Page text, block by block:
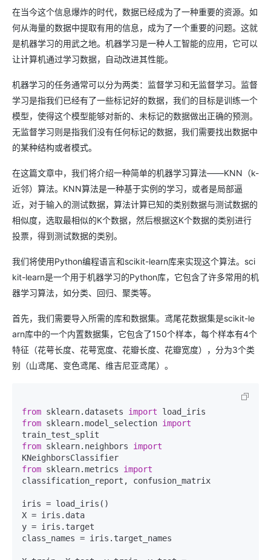
在当今这个信息爆炸的时代，数据已经成为了一种重要的资源。如
何从海量的数据中提取有用的信息，成为了一个重要的问题。这就
是机器学习的用武之地。机器学习是一种人工智能的应用，它可以
让计算机通过学习数据，自动改进其性能。
机器学习的任务通常可以分为两类：监督学习和无监督学习。监督
学习是指我们已经有了一些标记好的数据，我们的目标是训练一个
模型，使得这个模型能够对新的、未标记的数据做出正确的预测。
无监督学习则是指我们没有任何标记的数据，我们需要找出数据中
的某种结构或者模式。
在这篇文章中，我们将介绍一种简单的机器学习算法——KNN（k-
近邻）算法。KNN算法是一种基于实例的学习，或者是局部逼
近，对于输入的测试数据，算法计算已知的类别数据与测试数据的
相似度，选取最相似的K个数据，然后根据这K个数据的类别进行
投票，得到测试数据的类别。
我们将使用Python编程语言和scikit-learn库来实现这个算法。sci
kit-learn是一个用于机器学习的Python库，它包含了许多常用的机
器学习算法，如分类、回归、聚类等。
首先，我们需要导入所需的库和数据集。鸢尾花数据集是scikit-le
arn库中的一个内置数据集，它包含了150个样本，每个样本有4个
特征（花萼长度、花萼宽度、花瓣长度、花瓣宽度），分为3个类
别（山鸢尾、变色鸢尾、维吉尼亚鸢尾）。
from sklearn.datasets import
from sklearn.model_selection import
from sklearn.neighbors import
from sklearn.metrics import
classification_report, confusion_matrix
iris = load_iris()
X = iris.data
y = iris.target
class_names = iris.target_names